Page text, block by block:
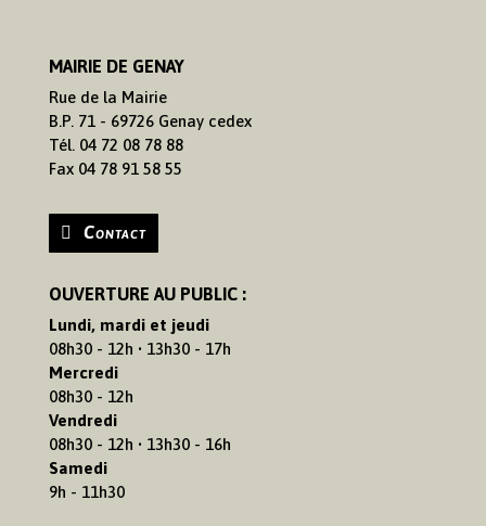
MAIRIE DE GENAY
Rue de la Mairie
B.P. 71 - 69726 Genay cedex
Tél. 04 72 08 78 88
Fax 04 78 91 58 55
Contact
OUVERTURE AU PUBLIC :
Lundi, mardi et jeudi
08h30 - 12h • 13h30 - 17h
Mercredi
08h30 - 12h
Vendredi
08h30 - 12h • 13h30 - 16h
Samedi
9h - 11h30